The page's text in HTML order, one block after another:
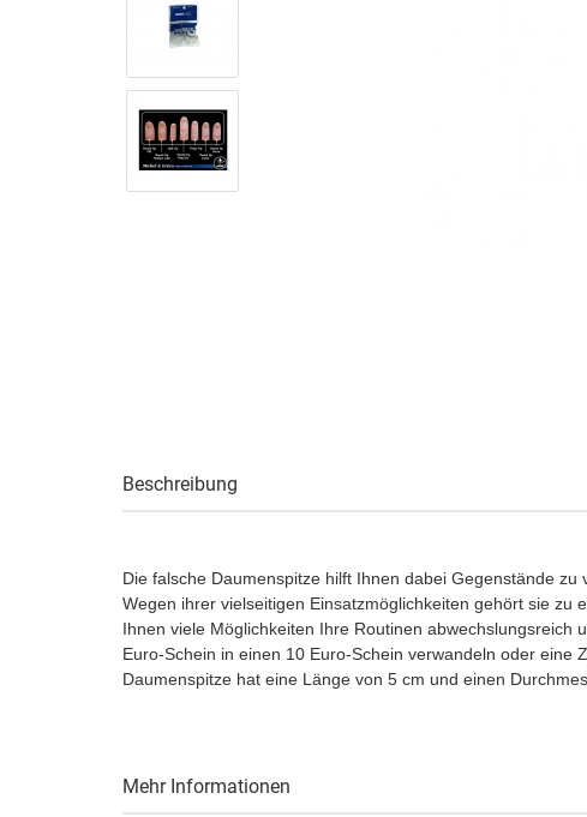
Beschreibung
Die falsche Daumenspitze hilft Ihnen dabei Gegenstände
Wegen ihrer vielseitigen Einsatzmöglichkeiten gehört sie zu
Ihnen viele Möglichkeiten Ihre Routinen abwechslungsreich
Euro-Schein in einen 10 Euro-Schein verwandeln oder eine
Daumenspitze hat eine Länge von 5 cm und einen
Mehr Informationen